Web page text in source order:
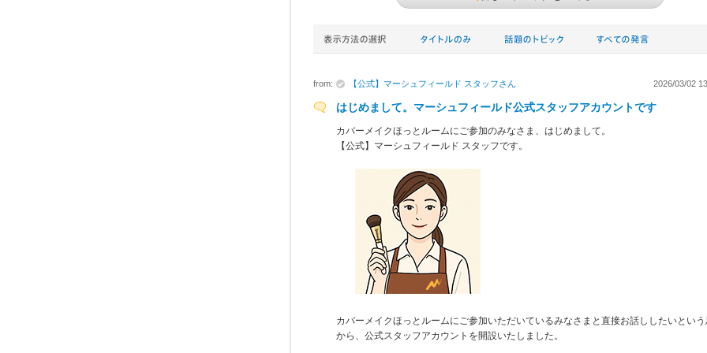
from: 【公式】マーシュフィールド スタッフさん 2026/03/02
はじめまして。マーシュフィールド公式スタッフアカウントです
カバーメイクほっとルームにご参加のみなさま、はじめまして。
【公式】マーシュフィールド スタッフです。
カバーメイクほっとルームにご参加いただいているみなさまと直接お話ししたいとい
から、公式スタッフアカウントを開設いたしました。